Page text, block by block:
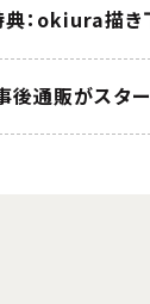
okiura描き
後通販がスター